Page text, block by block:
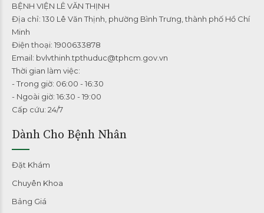
BỆNH VIỆN LÊ VĂN THỊNH
Địa chỉ: 130 Lê Văn Thịnh, phường Bình Trưng, thành phố Hồ Chí
Minh
Điện thoại: 1900633878
Email: bvlvthinh.tpthuduc@tphcm.gov.vn
Thời gian làm việc:
- Trong giờ: 06:00 - 16:30
- Ngoài giờ: 16:30 - 19:00
Cấp cứu: 24/7
Dành Cho Bệnh Nhân
Đặt Khám
Chuyên Khoa
Bảng Giá